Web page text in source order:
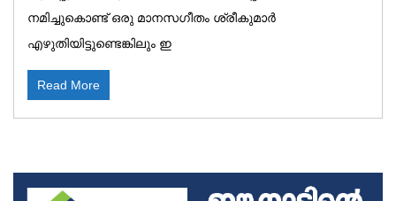
നമിച്ചുകൊണ്ട് ഒരു മാനസഗീതം ശ്രീകുമാർ
എഴുതിയിട്ടുണ്ടെങ്കിലും ഇ
Read More